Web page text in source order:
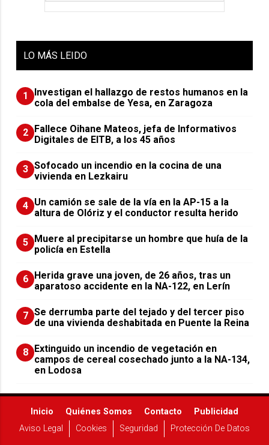
LO MÁS LEIDO
1
Investigan el hallazgo de restos humanos en la
cola del embalse de Yesa, en Zaragoza
2
Fallece Oihane Mateos, jefa de Informativos
Digitales de EITB, a los 45 años
3 Sofocado un incendio en la cocina de una
vivienda en Lezkairu
4 Un camión se sale de la vía en la AP-15 a la
altura de Olóriz y el conductor resulta herido
5
Muere al precipitarse un hombre que huía de la
policía en Estella
6
Herida grave una joven, de 26 años, tras un
aparatoso accidente en la NA-122, en Lerín
7 Se derrumba parte del tejado y del tercer piso
de una vivienda deshabitada en Puente la Reina
8
Extinguido un incendio de vegetación en
campos de cereal cosechado junto a la NA-134,
en Lodosa
Inicio Quiénes Somos Contacto
Publicidad
Aviso Legal
Cookies Seguridad Protección De Datos